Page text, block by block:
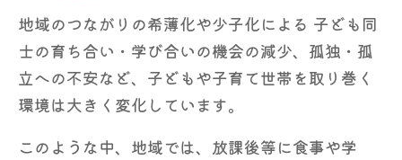
地域のつながりの希薄化や少子化による 子ども同
士の育ち合い・学び合いの機会の減少、孤独・孤
立への不安など、子どもや子育て世帯を取り巻く
環境は大きく変化しています。
このような中、地域では、放課後等に食事や学